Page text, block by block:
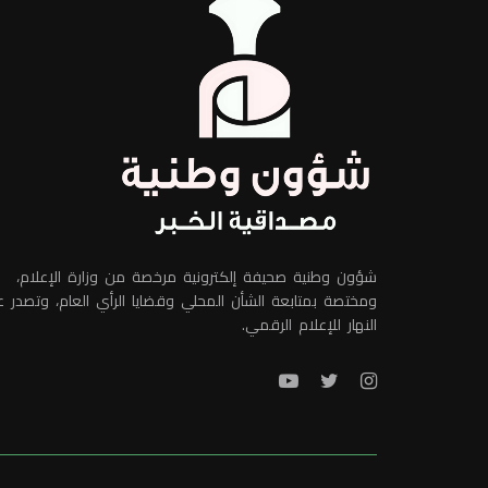
شؤون وطنية صحيفة إلكترونية مرخصة من وزارة الإعلام،
ومختصة بمتابعة الشأن المحلي وقضايا الرأي العام،
النهار للإعلام الرقمي.